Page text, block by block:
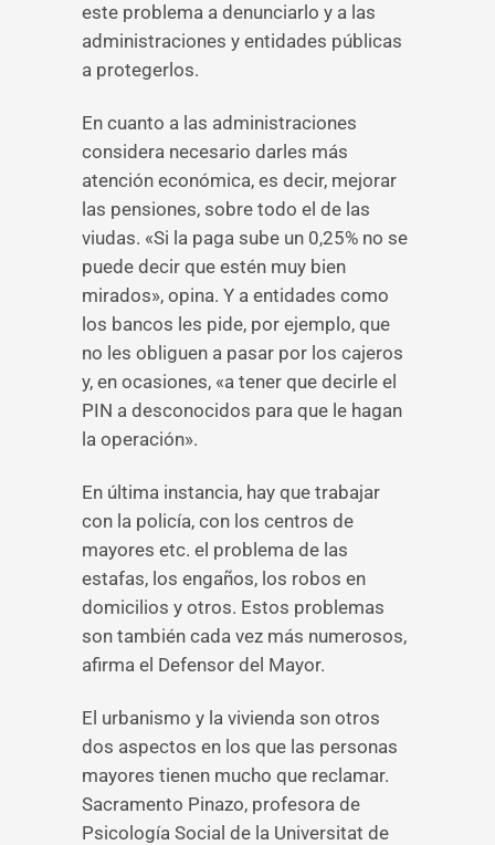
este problema a denunciarlo y a las
administraciones y entidades públicas
a protegerlos.
En cuanto a las administraciones
considera necesario darles más
atención económica, es decir, mejorar
las pensiones, sobre todo el de las
viudas. «Si la paga sube un 0,25% no se
puede decir que estén muy bien
mirados», opina. Y a entidades como
los bancos les pide, por ejemplo, que
no les obliguen a pasar por los cajeros
y, en ocasiones, «a tener que decirle el
PIN a desconocidos para que le hagan
la operación».
En última instancia, hay que trabajar
con la policía, con los centros de
mayores etc. el problema de las
estafas, los engaños, los robos en
domicilios y otros. Estos problemas
son también cada vez más numerosos,
afirma el Defensor del Mayor.
El urbanismo y la vivienda son otros
dos aspectos en los que las personas
mayores tienen mucho que reclamar.
Sacramento Pinazo, profesora de
Psicología Social de la Universitat de